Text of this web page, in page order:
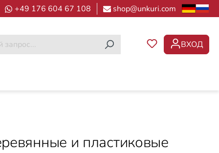
+49 176 604 67 108 shop@unkuri.com
У ВАС ЕСТЬ
ВХОД
и пластиковые